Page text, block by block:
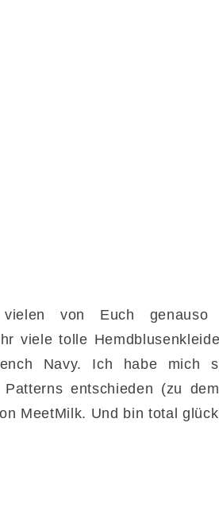
von Euch
viele tolle
Navy. Ich habe mich
entschieden (zu
MeetMilk. Und bin total